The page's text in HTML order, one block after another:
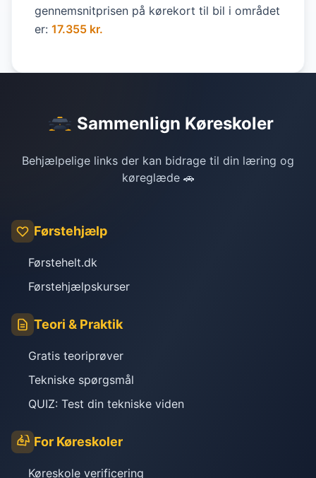
gennemsnitprisen på kørekort til bil i området
er: 17.355 kr.
Sammenlign Køreskoler
Behjælpelige links der kan bidrage til din læring og
køreglæde 🚗
Førstehjælp
Førstehelt.dk
Førstehjælpskurser
Teori & Praktik
Gratis teoriprøver
Tekniske spørgsmål
QUIZ: Test din tekniske viden
For Køreskoler
Køreskole verificering